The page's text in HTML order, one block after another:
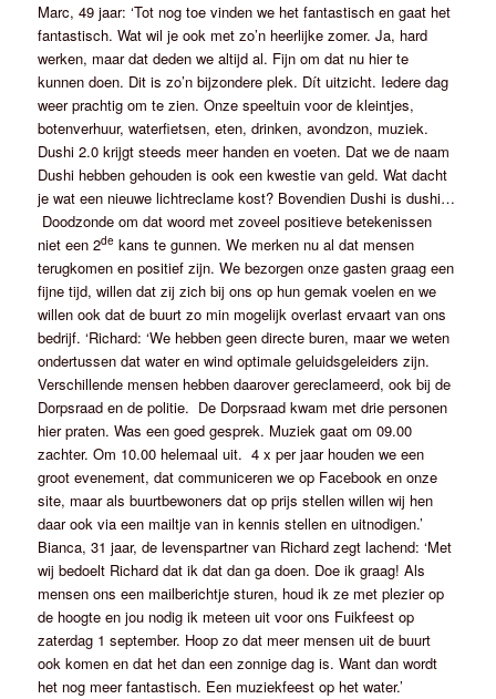
Marc, 49 jaar: ‘Tot nog toe vinden we het fantastisch en gaat het
fantastisch. Wat wil je ook met zo’n heerlijke zomer. Ja, hard
werken, maar dat deden we altijd al. Fijn om dat nu hier te
kunnen doen. Dit is zo’n bijzondere plek. Dít uitzicht. Iedere dag
weer prachtig om te zien. Onze speeltuin voor de kleintjes,
botenverhuur, waterfietsen, eten, drinken, avondzon, muziek.
Dushi 2.0 krijgt steeds meer handen en voeten. Dat we de naam
Dushi hebben gehouden is ook een kwestie van geld. Wat dacht
je wat een nieuwe lichtreclame kost? Bovendien Dushi is dushi…
Doodzonde om dat woord met zoveel positieve betekenissen
niet een 2de kans te gunnen. We merken nu al dat mensen
terugkomen en positief zijn. We bezorgen onze gasten graag een
fijne tijd, willen dat zij zich bij ons op hun gemak voelen en we
willen ook dat de buurt zo min mogelijk overlast ervaart van ons
bedrijf. ‘Richard: ‘We hebben geen directe buren, maar we weten
ondertussen dat water en wind optimale geluidsgeleiders zijn.
Verschillende mensen hebben daarover gereclameerd, ook bij de
Dorpsraad en de politie. De Dorpsraad kwam met drie personen
hier praten. Was een goed gesprek. Muziek gaat om 09.00
zachter. Om 10.00 helemaal uit. 4 x per jaar houden we een
groot evenement, dat communiceren we op Facebook en onze
site, maar als buurtbewoners dat op prijs stellen willen wij hen
daar ook via een mailtje van in kennis stellen en uitnodigen.’
Bianca, 31 jaar, de levenspartner van Richard zegt lachend: ‘Met
wij bedoelt Richard dat ik dat dan ga doen. Doe ik graag! Als
mensen ons een mailberichtje sturen, houd ik ze met plezier op
de hoogte en jou nodig ik meteen uit voor ons Fuikfeest op
zaterdag 1 september. Hoop zo dat meer mensen uit de buurt
ook komen en dat het dan een zonnige dag is. Want dan wordt
het nog meer fantastisch. Een muziekfeest op het water.’